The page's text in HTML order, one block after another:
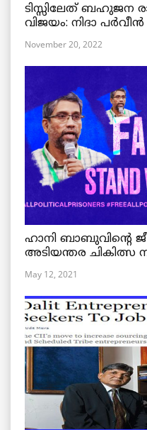
ടിസ്സിലേത് ബഹുജന
വിജയം: നിദാ
November 20, 2022
ഹാനി ബാബുവിന്റെ
അടിയന്തര
May 12, 2021